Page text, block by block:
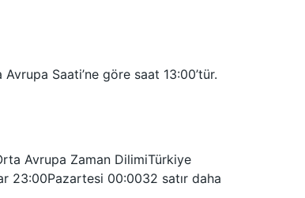
Saati’ne göre saat 13:00’tür.
Avrupa Zaman DilimiTürkiye
23:00Pazartesi 00:0032 satır daha